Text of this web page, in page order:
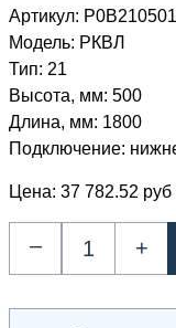
Артикул:
Модель: РКВЛ
Тип: 21
Высота, мм: 500
Длина, мм: 1800
Подключение:
Цена: 37 782.52 руб
– +